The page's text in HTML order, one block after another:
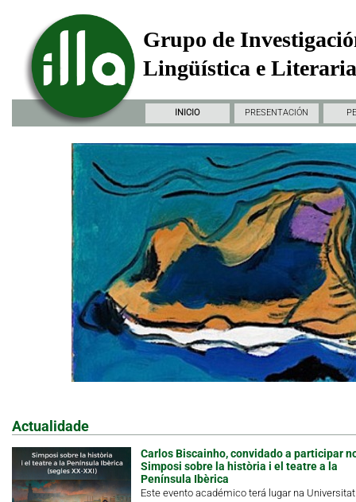
Grupo de
Lingüística e
INICIO PRESENTACIÓN
Actualidade
Carlos Biscainho, convidado a participar
Simposi sobre la història i el teatre a la
Península Ibèrica
Este evento académico terá lugar na Universitat